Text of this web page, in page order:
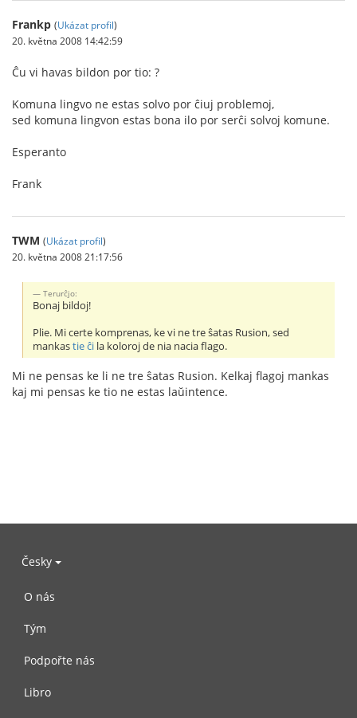
Frankp (Ukázat profil)
20. května 2008 14:42:59
Ĉu vi havas bildon por tio: ?
Komuna lingvo ne estas solvo por ĉiuj problemoj,
sed komuna lingvon estas bona ilo por serĉi solvoj komune.
Esperanto
Frank
TWM (Ukázat profil)
20. května 2008 21:17:56
Terurĉjo:
Bonaj bildoj!
Plie. Mi certe komprenas, ke vi ne tre ŝatas Rusion, sed
mankastie ĉi la koloroj de nia nacia flago.
Mi ne pensas ke li ne tre ŝatas Rusion. Kelkaj flagoj mankas
kaj mi pensas ke tio ne estas laŭintence.
Česky
O nás
Tým
Podpořte nás
Libro